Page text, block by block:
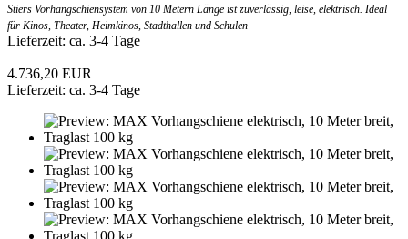
Stiers Vorhangschiensystem von 10 Metern Länge ist zuverlässig, leise, elektrisch. Ideal
für Kinos, Theater, Heimkinos, Stadthallen und Schulen
Lieferzeit: ca. 3-4 Tage
4.736,20 EUR
Lieferzeit: ca. 3-4 Tage